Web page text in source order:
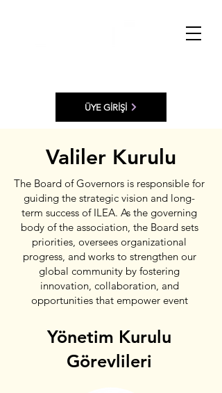
ÜYE GİRİŞİ
Valiler Kurulu
The Board of Governors is responsible for
guiding the strategic vision and long-
term success of ILEA. As the governing
body of the association, the Board sets
priorities, oversees organizational
progress, and works to strengthen our
global community by fostering
innovation, collaboration, and
opportunities that empower event
Yönetim Kurulu
Görevlileri